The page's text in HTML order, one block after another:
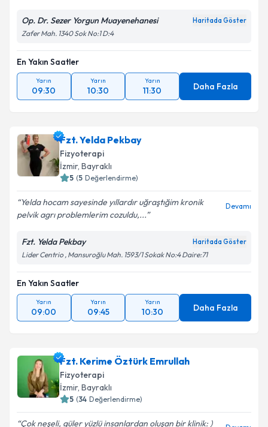
Op. Dr. Sezer Yorgun Muayenehanesi Haritada Göster
Zafer Mah. 1340 Sok No:1 D:4
En Yakın Saatler
Yarın
09:30
Yarın
10:30
Yarın
11:30 Daha Fazla
Fzt. Yelda Pekbay
Fizyoterapi
İzmir, Bayraklı
5 (5 Değerlendirme)
Yelda hocam sayesinde yıllardır uğraştığim kronik
pelvik agrı problemlerim cozuldu,...
Devamı
Fzt. Yelda Pekbay Haritada Göster
Lider Centrio , Mansuroğlu Mah. 1593/1 Sokak No:4 Daire:71
En Yakın Saatler
Yarın
09:00
Yarın
09:45
Yarın
10:30 Daha Fazla
Fzt. Kerime Öztürk Emrullah
Fizyoterapi
İzmir, Bayraklı
5 (34 Değerlendirme)
Çok neşeli, güler yüzlü insanlardan oluşan bir klinik: )